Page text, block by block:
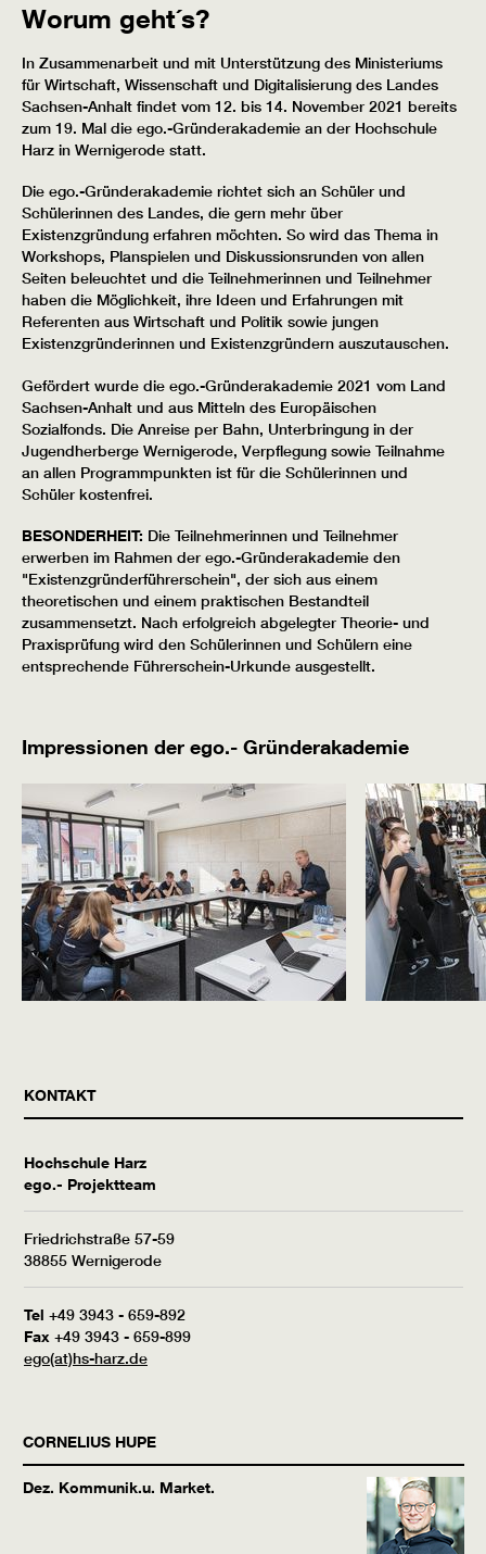
Worum geht´s?
In Zusammenarbeit und mit Unterstützung des Ministeriums
für Wirtschaft, Wissenschaft und Digitalisierung des Landes
Sachsen-Anhalt findet vom 12. bis 14. November 2021 bereits
zum 19. Mal die ego.-Gründerakademie an der Hochschule
Harz in Wernigerode statt.
Die ego.-Gründerakademie richtet sich an Schüler und
Schülerinnen des Landes, die gern mehr über
Existenzgründung erfahren möchten. So wird das Thema in
Workshops, Planspielen und Diskussionsrunden von allen
Seiten beleuchtet und die Teilnehmerinnen und Teilnehmer
haben die Möglichkeit, ihre Ideen und Erfahrungen mit
Referenten aus Wirtschaft und Politik sowie jungen
Existenzgründerinnen und Existenzgründern auszutauschen.
Gefördert wurde die ego.-Gründerakademie 2021 vom Land
Sachsen-Anhalt und aus Mitteln des Europäischen
Sozialfonds. Die Anreise per Bahn, Unterbringung in der
Jugendherberge Wernigerode, Verpflegung sowie Teilnahme
an allen Programmpunkten ist für die Schülerinnen und
Schüler kostenfrei.
BESONDERHEIT: Die Teilnehmerinnen und Teilnehmer
erwerben im Rahmen der ego.-Gründerakademie den
"Existenzgründerführerschein", der sich aus einem
theoretischen und einem praktischen Bestandteil
zusammensetzt. Nach erfolgreich abgelegter Theorie- und
Praxisprüfung wird den Schülerinnen und Schülern eine
entsprechende Führerschein-Urkunde ausgestellt.
Impressionen der ego.- Gründerakademie
KONTAKT
Hochschule Harz
ego.- Projektteam
Friedrichstraße 57-59
38855 Wernigerode
Tel +49 3943 - 659-892
Fax +49 3943 - 659-899
ego(at)hs-harz.de
CORNELIUS HUPE
Dez. Kommunik.u. Market.